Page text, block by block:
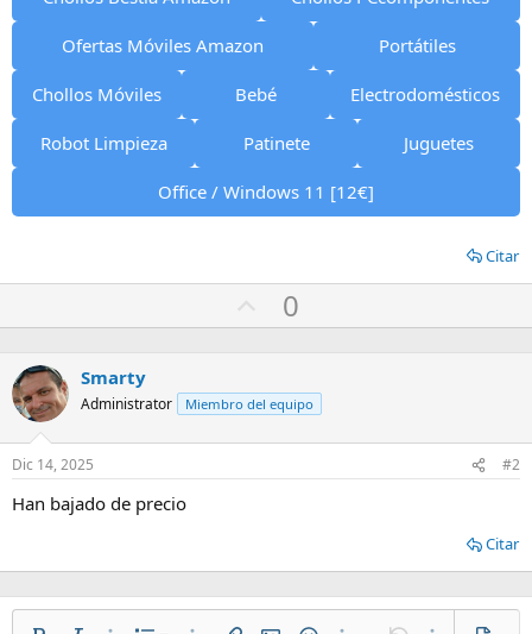
Ofertas Móviles Amazon Portátiles
Chollos Móviles Bebé Electrodomésticos
Robot Limpieza Patinete Juguetes
Office / Windows 11 [12€]
Citar
U
p
o
t
e
0
Smarty
Administrator Miembro del equipo
Dic 14, 2025 #2
Han bajado de precio
Citar